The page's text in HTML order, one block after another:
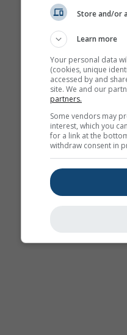
Store and/or
Learn more
Your personal data
(cookies, unique
accessed by and
site. We and our
partners.
Some vendors may
interest, which you
for a link at the
withdraw consent in